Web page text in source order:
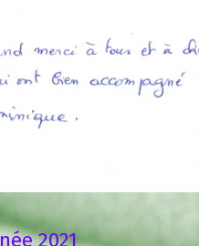
2021